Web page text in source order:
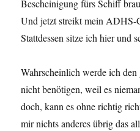
Bescheinigung fürs Schiff
Und jetzt streikt mein ADHS-
Stattdessen sitze ich hier und
Wahrscheinlich werde ich
nicht benötigen, weil es
doch, kann es ohne richtig
mir nichts anderes übrig das